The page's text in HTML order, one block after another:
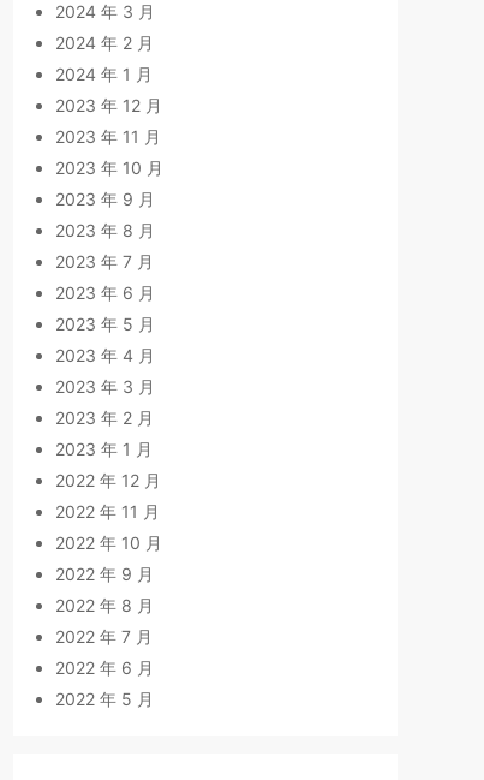
2024 年 3 月
2024 年 2 月
2024 年 1 月
2023 年 12 月
2023 年 11 月
2023 年 10 月
2023 年 9 月
2023 年 8 月
2023 年 7 月
2023 年 6 月
2023 年 5 月
2023 年 4 月
2023 年 3 月
2023 年 2 月
2023 年 1 月
2022 年 12 月
2022 年 11 月
2022 年 10 月
2022 年 9 月
2022 年 8 月
2022 年 7 月
2022 年 6 月
2022 年 5 月